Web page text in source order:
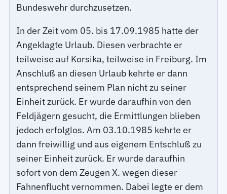
Bundeswehr durchzusetzen.
In der Zeit vom 05. bis 17.09.1985 hatte der
Angeklagte Urlaub. Diesen verbrachte er
teilweise auf Korsika, teilweise in Freiburg. Im
Anschluß an diesen Urlaub kehrte er dann
entsprechend seinem Plan nicht zu seiner
Einheit zurück. Er wurde daraufhin von den
Feldjägern gesucht, die Ermittlungen blieben
jedoch erfolglos. Am 03.10.1985 kehrte er
dann freiwillig und aus eigenem Entschluß zu
seiner Einheit zurück. Er wurde daraufhin
sofort von dem Zeugen X. wegen dieser
Fahnenflucht vernommen. Dabei legte er dem